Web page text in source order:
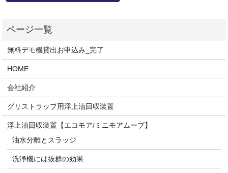
無料デモ機貸出お申込み_完了
HOME
会社紹介
グリストラップ用浮上油回収装置
浮上油回収装置【エコモア/ミニモアムーブ】
油水分離とスラッジ
洗浄機には抜群の効果